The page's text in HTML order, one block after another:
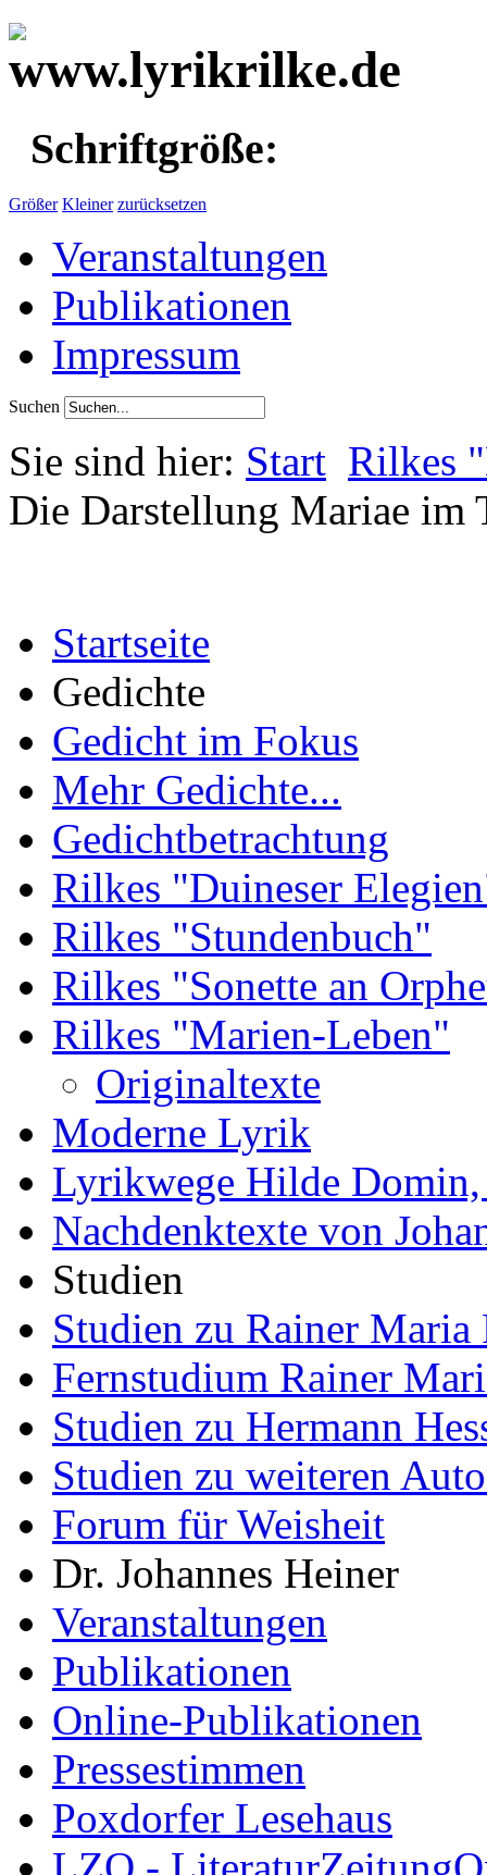
Schriftgröße:
Größer Kleiner zurücksetzen
Veranstaltungen
Publikationen
Impressum
Suchen
Sie sind hier: Start Rilkes
Die Darstellung Mariae im
Startseite
Gedichte
Gedicht im Fokus
Mehr Gedichte...
Gedichtbetrachtung
Rilkes "Duineser
Rilkes "Stundenbuch"
Rilkes "Sonette an
Rilkes "Marien-Leben"
Originaltexte
Moderne Lyrik
Lyrikwege Hilde
Nachdenktexte von
Studien
Studien zu Rainer Maria
Fernstudium Rainer
Studien zu Hermann
Studien zu weiteren
Forum für Weisheit
Dr. Johannes Heiner
Veranstaltungen
Publikationen
Online-Publikationen
Pressestimmen
Poxdorfer Lesehaus